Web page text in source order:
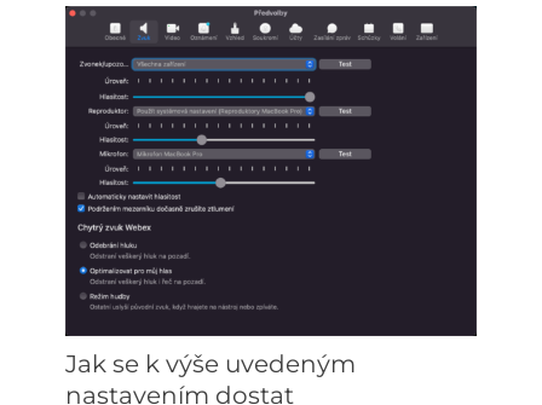
Jak se k výše uvedeným
nastavením dostat